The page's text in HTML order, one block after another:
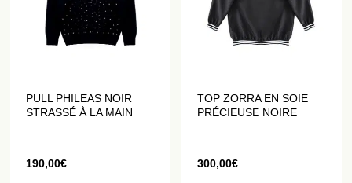
PULL PHILEAS NOIR
STRASSÉ À LA MAIN
190,00€
TOP ZORRA EN SOIE
PRÉCIEUSE NOIRE
300,00€